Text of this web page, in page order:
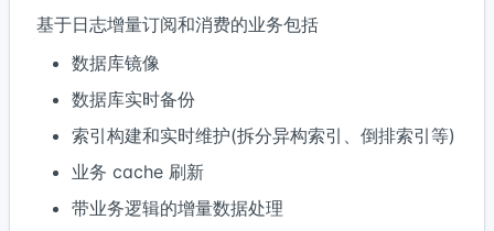
基于日志增量订阅和消费的业务包括
数据库镜像
数据库实时备份
索引构建和实时维护(拆分异构索引、倒排索引等)
业务 cache 刷新
带业务逻辑的增量数据处理